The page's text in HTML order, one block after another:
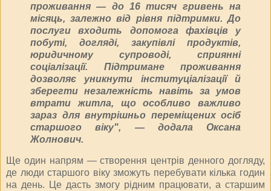
проживання — до 16 тисяч гривень на
місяць, залежно від рівня підтримки. До
послуги входить допомога фахівців у
побуті, догляді, закупівлі продуктів,
юридичному супроводі, сприянні
соціалізації. Підтримане проживання
дозволяє уникнути інституціалізації й
зберегти незалежність навіть за умов
втрати житла, що особливо важливо
зараз для внутрішньо переміщених осіб
старшого віку", — додала Оксана
Жолнович.
Ще один напрям — створення центрів денного догляду,
де люди старшого віку зможуть перебувати кілька годин
на день. Це дасть змогу рідним працювати, а старшим